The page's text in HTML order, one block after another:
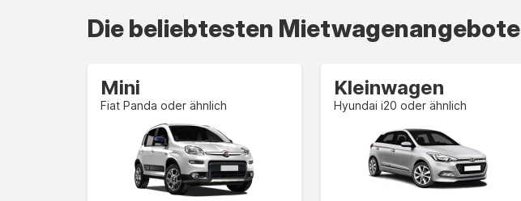
Die beliebtesten Mietwagenangebote
Mini
Fiat Panda oder ähnlich
Kleinwagen
Hyundai i20 oder ähnlich